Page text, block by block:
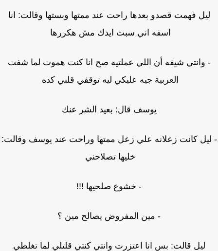
فهمت قصدو بعدها راحت عند ممتها وبستها وقالت: انا
اسفه اني سبت ايدك مش هكررها
وانتي شيفه أن اللي عملتيه صح انا كنت هموت لما شفت
العربية جيه عليكي ليه توقفي قلبي كده
يوسف قال: بعيد الشر عنك
كانت زعلانه علي زعل ممتها وراحت عند يوسف وقالت:
خليها تصلاحني
- خشوع صلحيها !!!
- مين المفروض يصالح مين ؟
ليل قالت: بس انا اعتزرت وانتي كنتي قلتلي لما تغلطي